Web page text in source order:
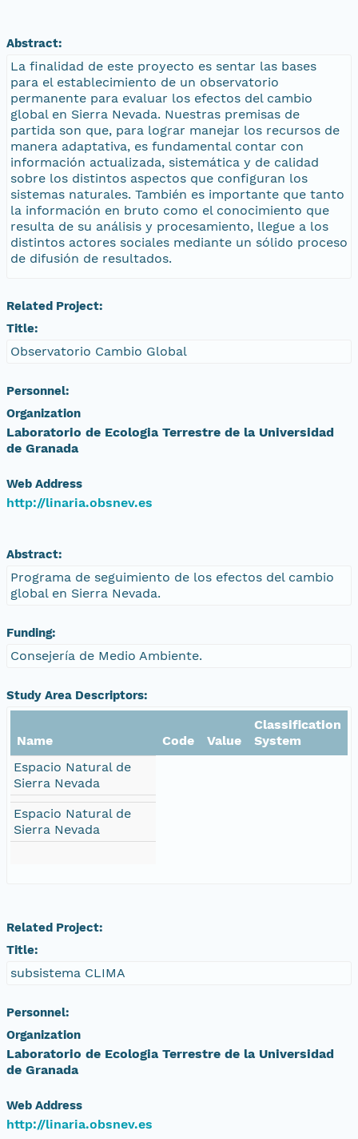
Abstract:
La finalidad de este proyecto es sentar las bases
para el establecimiento de un observatorio
permanente para evaluar los efectos del cambio
global en Sierra Nevada. Nuestras premisas de
partida son que, para lograr manejar los recursos de
manera adaptativa, es fundamental contar con
información actualizada, sistemática y de calidad
sobre los distintos aspectos que configuran los
sistemas naturales. También es importante que tanto
la información en bruto como el conocimiento que
resulta de su análisis y procesamiento, llegue a los
distintos actores sociales mediante un sólido proceso
de difusión de resultados.
Related Project:
Title:
Observatorio Cambio Global
Personnel:
Organization
Laboratorio de Ecologia Terrestre de la Universidad
de Granada
Web Address
http://linaria.obsnev.es
Abstract:
Programa de seguimiento de los efectos del cambio
global en Sierra Nevada.
Funding:
Consejería de Medio Ambiente.
Study Area Descriptors:
Name Code Value
Classification
System
Espacio Natural de
Sierra Nevada
Espacio Natural de
Sierra Nevada
Related Project:
Title:
subsistema CLIMA
Personnel:
Organization
Laboratorio de Ecologia Terrestre de la Universidad
de Granada
Web Address
http://linaria.obsnev.es